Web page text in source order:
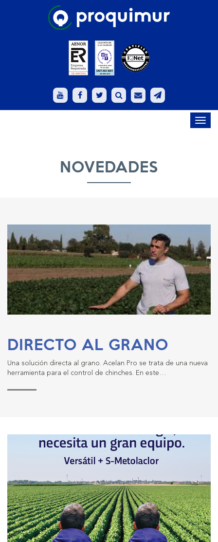
NOVEDADES
DIRECTO AL GRANO
Una solución directa al grano. Acelan Pro se trata de una nueva
herramienta para el control de chinches. En este…